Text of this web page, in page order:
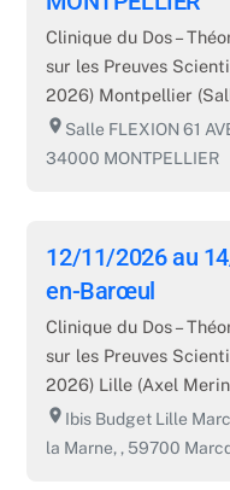
Clinique du Dos –
sur les Preuves
2026) Montpellier
room Salle FLEXION 61
34000 MONTPELLIER
12/11/2026 au
en-Barœul
Clinique du Dos –
sur les Preuves
2026) Lille (Axel
room Ibis Budget Lille
la Marne, , 59700